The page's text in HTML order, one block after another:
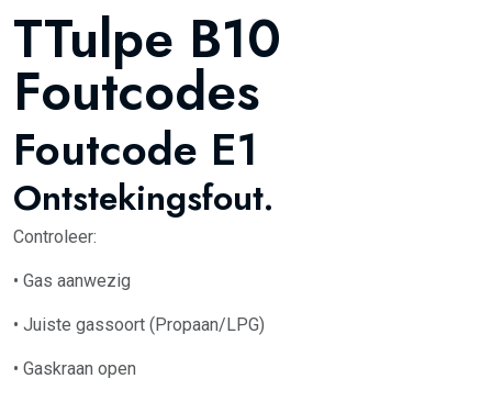
TTulpe B10
Foutcodes
Foutcode E1
Ontstekingsfout.
Controleer:
• Gas aanwezig
• Juiste gassoort (Propaan/LPG)
• Gaskraan open